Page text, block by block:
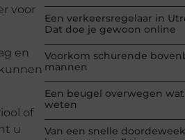
voor
en
of
u
Een verkeersregelaar in
Dat doe je gewoon online
Voorkom schurende
mannen
Een beugel overwegen
weten
Van een snelle